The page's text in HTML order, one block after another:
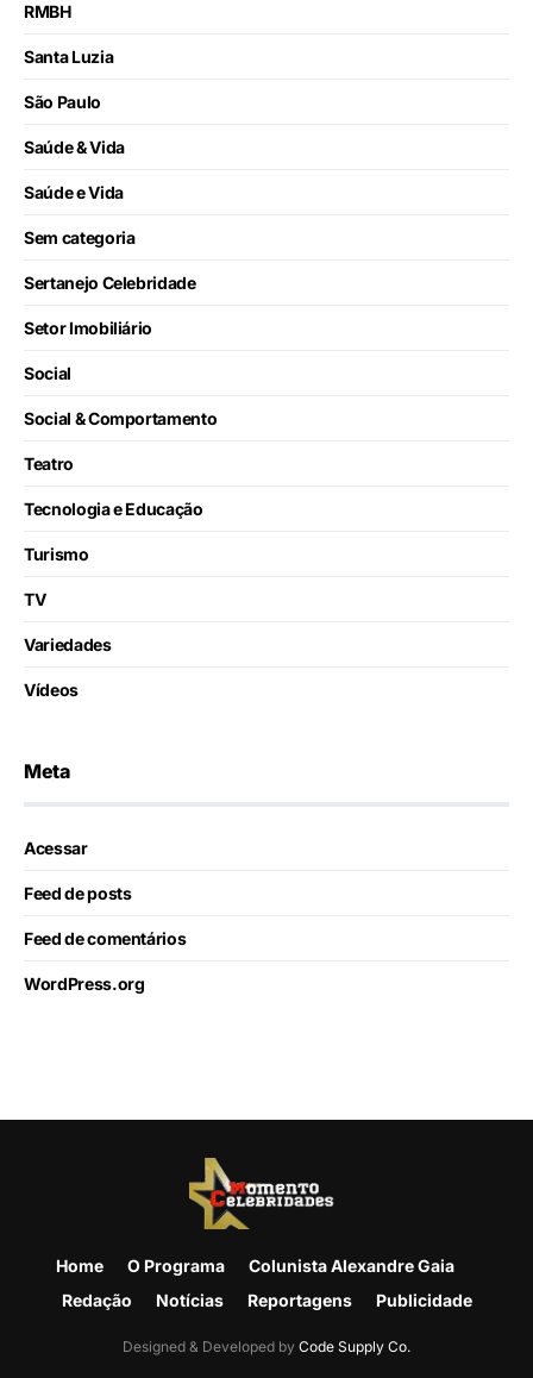
RMBH
Santa Luzia
São Paulo
Saúde & Vida
Saúde e Vida
Sem categoria
Sertanejo Celebridade
Setor Imobiliário
Social
Social & Comportamento
Teatro
Tecnologia e Educação
Turismo
TV
Variedades
Vídeos
Meta
Acessar
Feed de posts
Feed de comentários
WordPress.org
Home O Programa
Colunista Alexandre Gaia
Redação
Notícias Reportagens Publicidade
Designed & Developed by Code Supply Co.